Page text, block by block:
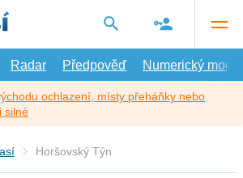
Radar Předpověď Numerický model
ochlazení, místy přeháňky nebo
silné
Horšovský Týn